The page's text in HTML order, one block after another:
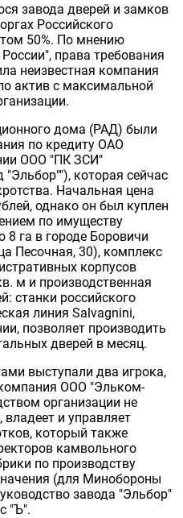
завода дверей и замков
Российского
50%. По мнению
права требования
неизвестная компания
актив с максимальной
дома (РАД) были
по кредиту ОАО
ООО "ПК ЗСИ"
которая сейчас
Начальная цена
однако он был куплен
по имуществу
га в городе Боровичи
Песочная, 30), комплекс
корпусов
м и производственная
станки российского
линия Salvagnini,
позволяет производить
дверей в месяц.
выступали два игрока,
ООО "Эльком-
организации не
и управляет
который также
камвольного
по производству
(для Минобороны
завода "Эльбор"
"Ъ".